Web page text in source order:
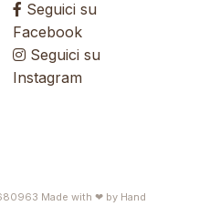
Seguici su
Facebook
Seguici su
Instagram
Made with ❤ by Hand